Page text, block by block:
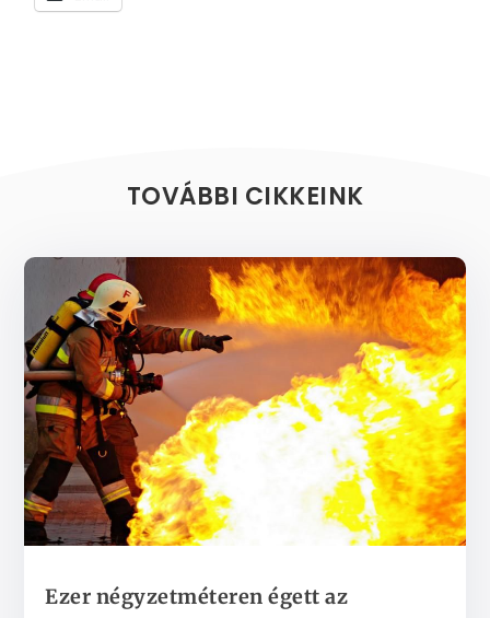
TOVÁBBI CIKKEINK
Ezer négyzetméteren égett az